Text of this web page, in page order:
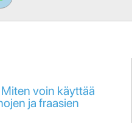
voin käyttää
ja fraasien